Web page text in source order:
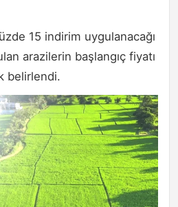
15 indirim uygulanacağı
arazilerin başlangıç fiyatı
belirlendi.